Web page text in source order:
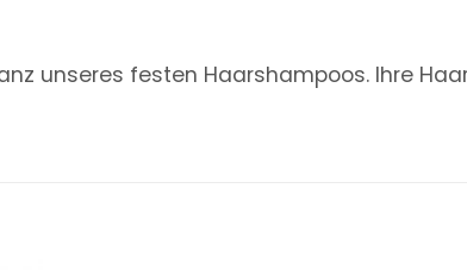
unseres festen Haarshampoos. Ihre